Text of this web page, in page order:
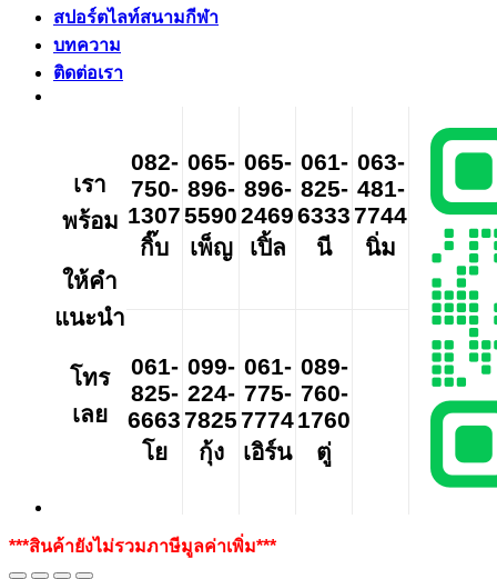
สปอร์ตไลท์สนามกีฬา
บทความ
ติดต่อเรา
เรา
พร้อม
ให้คำ
แนะนำ
โทร
เลย
082-
750-
1307
กิ๊บ
065-
896-
5590
เพ็ญ
065-
896-
2469
เปิ้ล
061-
825-
6333
นี
063-
481-
7744
นิ่ม
061-
825-
6663
โย
099-
224-
7825
กุ้ง
061-
775-
7774
เอิร์น
089-
760-
1760
ตู่
***สินค้ายังไม่รวมภาษีมูลค่าเพิ่ม***